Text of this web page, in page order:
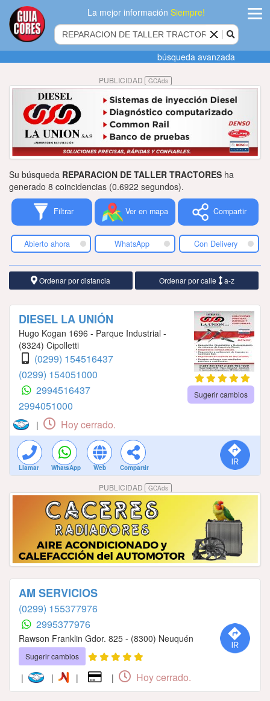
La mejor informaciónSiempre!
Agregar
empresa
Actualizar
datos
Publicidad
Tiendacores
Contactenos
búsqueda avanzada
PUBLICIDAD GCAds
Su búsqueda REPARACION DE TALLER TRACTORES ha
generado 8 coincidencias (0.6922 segundos).
Filtrar Ver en mapa Compartir
Abierto ahora WhatsApp Con Delivery
Ordenar por distancia Ordenar por calle a-z
DIESEL LA UNIÓN
Hugo Kogan 1696 - Parque Industrial -
(8324) Cipolletti
(0299) 154516437
(0299) 154051000
2994516437
2994051000
Sugerir cambios
| Hoy cerrado.
Llamar WhatsApp Web Compartir
PUBLICIDAD GCAds
AM SERVICIOS
(0299) 155377976
2995377976
Rawson Franklin Gdor. 825 - (8300) Neuquén
Sugerir cambios
| | | | Hoy cerrado.